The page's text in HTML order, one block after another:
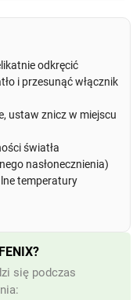
odkręcić
i przesunąć włącznik
ustaw znicz w miejscu
światła
nasłonecznienia)
temperatury
się podczas